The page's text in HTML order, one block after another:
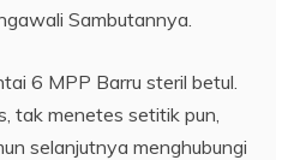
Sambutannya.
6 MPP Barru steril betul.
tak menetes setitik pun,
selanjutnya menghubungi